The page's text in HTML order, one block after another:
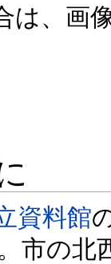
は、画
資料館
市の北